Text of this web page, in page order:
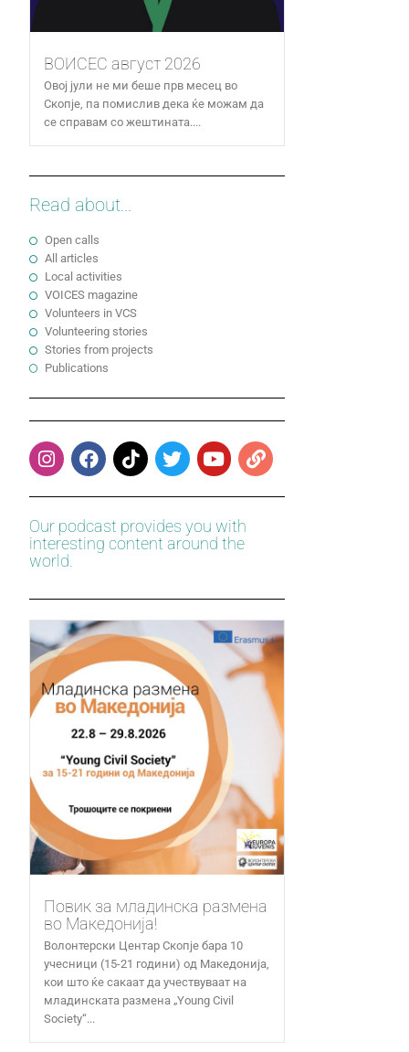
ВОИСЕС август 2026
Овој јули не ми беше прв месец во
Скопје, па помислив дека ќе можам да
се справам со жештината....
Read about...
Open calls
All articles
Local activities
VOICES magazine
Volunteers in VCS
Volunteering stories
Stories from projects
Publications
Our podcast provides you with
interesting content around the
world.
Повик за младинска размена
во Македонија!
Волонтерски Центар Скопје бара 10
учесници (15-21 години) од Македонија,
кои што ќе сакаат да учествуваат на
младинската размена „Young Civil
Society“...